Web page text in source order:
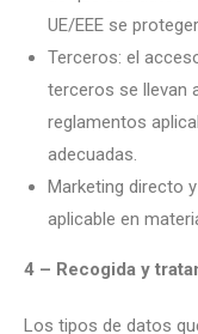
UE/EEE se
Terceros: el
terceros se llevan
reglamentos
adecuadas.
Marketing directo
aplicable en
4 – Recogida y
Los tipos de datos